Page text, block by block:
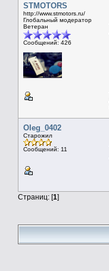
STMOTORS
http://www.stmotors.ru/
Глобальный модератор
Ветеран
Сообщений: 426
Oleg_0402
Старожил
Сообщений: 11
Страниц: [1]